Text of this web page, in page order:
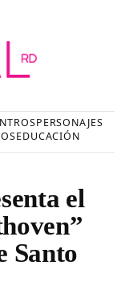
PERSONAJES
EDUCACIÓN
el
Santo